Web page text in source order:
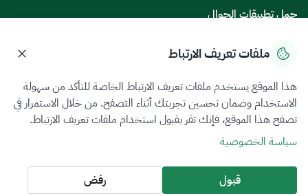
حمل تطبيقات الجوال
سياسة الخصوصيةشروط الاستخدامخريطة الموقع
جميع الحقوق محفوظة 2026 © ZATCA.GOV.SA
تم تطويره وصيانته بواسطة هيئة الزكاة والضريبة والجمارك
آخر تحديث للموقع في
ملفات تعريف الارتباط
هذا الموقع يستخدم ملفات تعريف الارتباط الخاصة للتأكد من سهولة
الاستخدام وضمان تحسين تجربتك أثناء التصفح. من خلال الاستمرار في
تصفح هذا الموقع، فإنك تقر بقبول استخدام ملفات تعريف الارتباط.
سياسة الخصوصية
قبول رفض